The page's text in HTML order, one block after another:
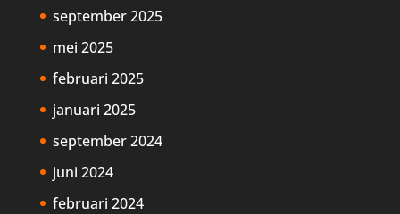
september 2025
mei 2025
februari 2025
januari 2025
september 2024
juni 2024
februari 2024